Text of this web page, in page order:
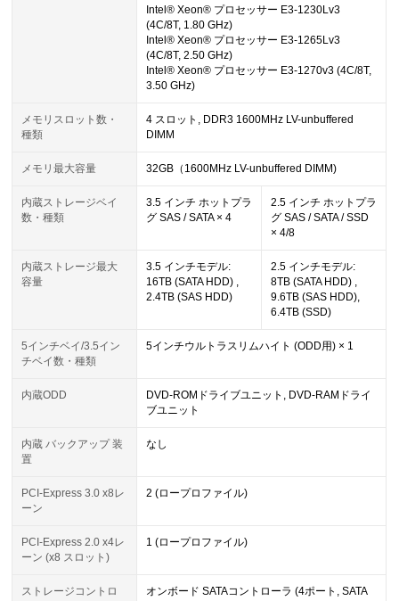
Intel® Xeon® プロセッサー E3-1230Lv3
(4C/8T, 1.80 GHz)
Intel® Xeon® プロセッサー E3-1265Lv3
(4C/8T, 2.50 GHz)
Intel® Xeon® プロセッサー E3-1270v3 (4C/8T,
3.50 GHz)
メモリスロット数・
種類
4 スロット, DDR3 1600MHz LV-unbuffered
DIMM
メモリ最大容量 32GB（1600MHz LV-unbuffered DIMM)
内蔵ストレージベイ
数・種類
3.5 インチ ホットプラ
グ SAS / SATA × 4
2.5 インチ ホットプラ
グ SAS / SATA / SSD
× 4/8
内蔵ストレージ最大
容量
3.5 インチモデル:
16TB (SATA HDD) ,
2.4TB (SAS HDD)
2.5 インチモデル:
8TB (SATA HDD) ,
9.6TB (SAS HDD),
6.4TB (SSD)
5インチベイ/3.5イン
チベイ数・種類
5インチウルトラスリムハイト (ODD用) × 1
内蔵ODD
DVD-ROMドライブユニット, DVD-RAMドライ
ブユニット
内蔵 バックアップ 装
置
なし
PCI-Express 3.0 x8レ
ーン
2 (ロープロファイル)
PCI-Express 2.0 x4レ
ーン (x8 スロット)
1 (ロープロファイル)
ストレージコントロ
オンボード SATAコントローラ (4ポート, SATA